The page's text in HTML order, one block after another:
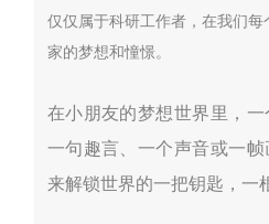
仅仅属于科研工作者，在我们
家的梦想和憧憬。
在小朋友的梦想世界里，
一句趣言、一个声音或一
来解锁世界的一把钥匙，一